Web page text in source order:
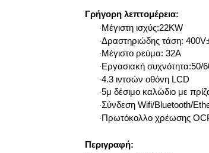
Γρήγορη λεπτομέρεια:
· Μέγιστη ισχύς:22KW
·Δραστηριώδης τάση: 400V
· Μέγιστο ρεύμα: 32A
· Εργασιακή συχνότητα:50/
·4.3 ιντσών οθόνη LCD
·5μ δέσιμο καλώδιο με
·Σύνδεση Wifi/Bluetooth/
·Πρωτόκολλο χρέωσης
Περιγραφή: